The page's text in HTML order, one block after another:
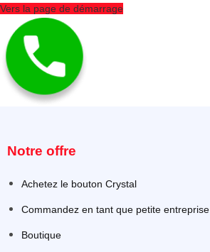
Vers la page de démarrage
Notre offre
Achetez le bouton Crystal
Commandez en tant que petite entreprise
Boutique